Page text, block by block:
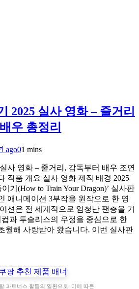
2025 실사 영화 – 줄거리
우 총정리
ago01 mins
사 영화 – 줄거리, 감독부터 배우 조연
작품 개요 실사 영화 제작 배경 2025
기(How to Train Your Dragon)’ 실사판
애니메이션 3부작을 원작으로 한 영
션은 전 세계적으로 엄청난 팬층을 거
과 투슬리스의 우정을 중심으로 한
월해 사랑받아 왔습니다. 이번 실사판
파트너스 활동의 일환으로, 이에 따른